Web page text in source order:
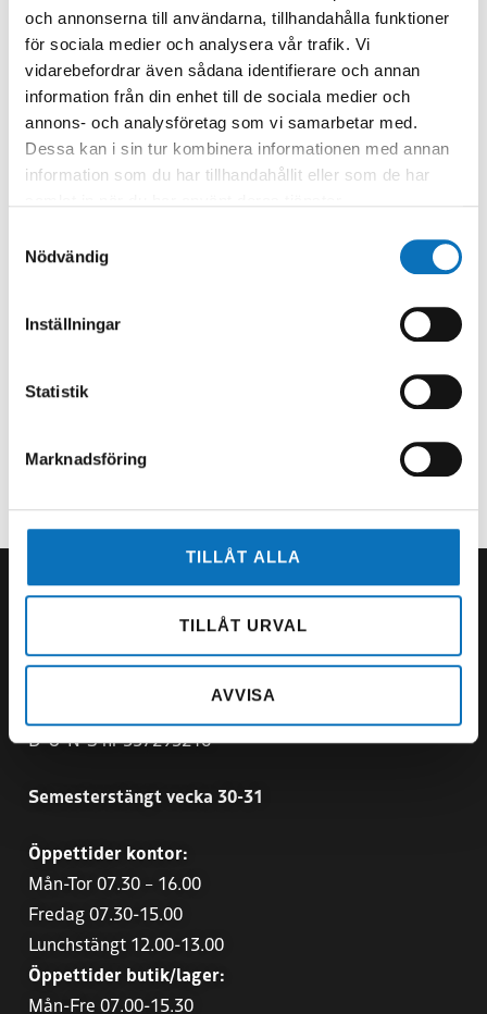
och annonserna till användarna, tillhandahålla funktioner
för sociala medier och analysera vår trafik. Vi
vidarebefordrar även sådana identifierare och annan
information från din enhet till de sociala medier och
annons- och analysföretag som vi samarbetar med.
Dessa kan i sin tur kombinera informationen med annan
information som du har tillhandahållit eller som de har
Nödvändig
Inställningar
Statistik
Marknadsföring
TILLÅT ALLA
TILLÅT URVAL
AVVISA
PREVIOUS NEXT
SWEBOLT Järfälla AB
D-U-N-S nr 357293216
Semesterstängt vecka 30-31
Öppettider kontor:
Mån-Tor 07.30 – 16.00
Fredag 07.30-15.00
Lunchstängt 12.00-13.00
Öppettider butik/lager:
Mån-Fre 07.00-15.30